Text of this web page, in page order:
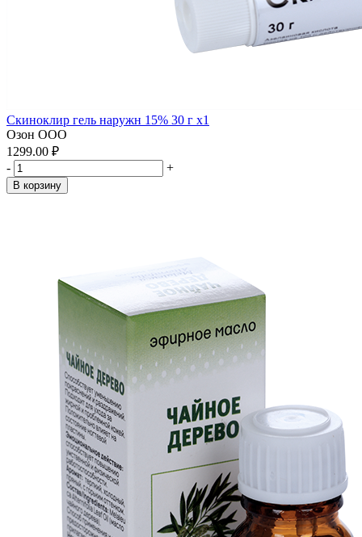
Скиноклир гель наружн 15% 30 г x1
Озон ООО
1299.00 ₽
-
+
В корзину